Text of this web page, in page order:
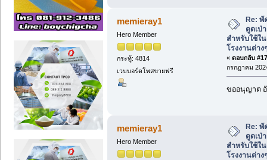
memieray1
Hero Member
กระทู้: 4814
เวบบอร์ดโพสขายฟรี
Re: พั
ดูดเป่
สำหรับใช้ใ
โรงงานต่าง
« ตอบกลับ
กรกฎาคม
ขออนุญาต
memieray1
Hero Member
Re: พั
ดูดเป่
สำหรับใช้ใ
โรงงานต่าง